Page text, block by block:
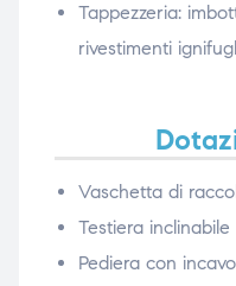
Tappezzeria:
rivestimenti
Vaschetta di
Testiera
Pediera con